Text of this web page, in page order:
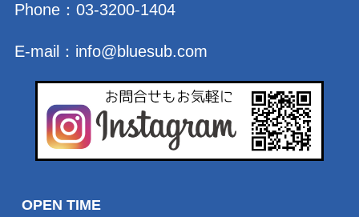
Phone： 03-3200-1404
E-mail： info@bluesub.com
OPEN TIME